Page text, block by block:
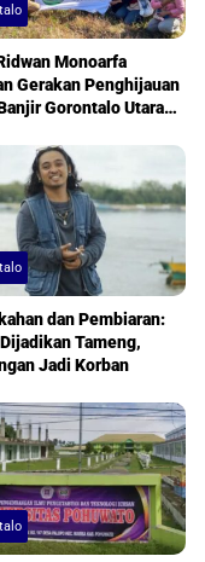
Monoarfa
Gerakan Penghijauan
Gorontalo Utara
dan Pembiaran:
Tameng,
Jadi Korban